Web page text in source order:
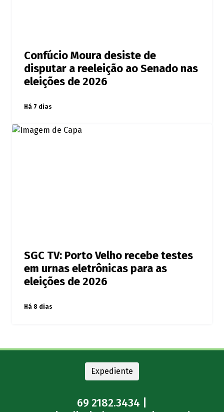
Confúcio Moura desiste de
disputar a reeleição ao Senado nas
eleições de 2026
Há 7 dias
SGC TV: Porto Velho recebe testes
em urnas eletrônicas para as
eleições de 2026
Há 8 dias
Expediente
69 2182.3434 |